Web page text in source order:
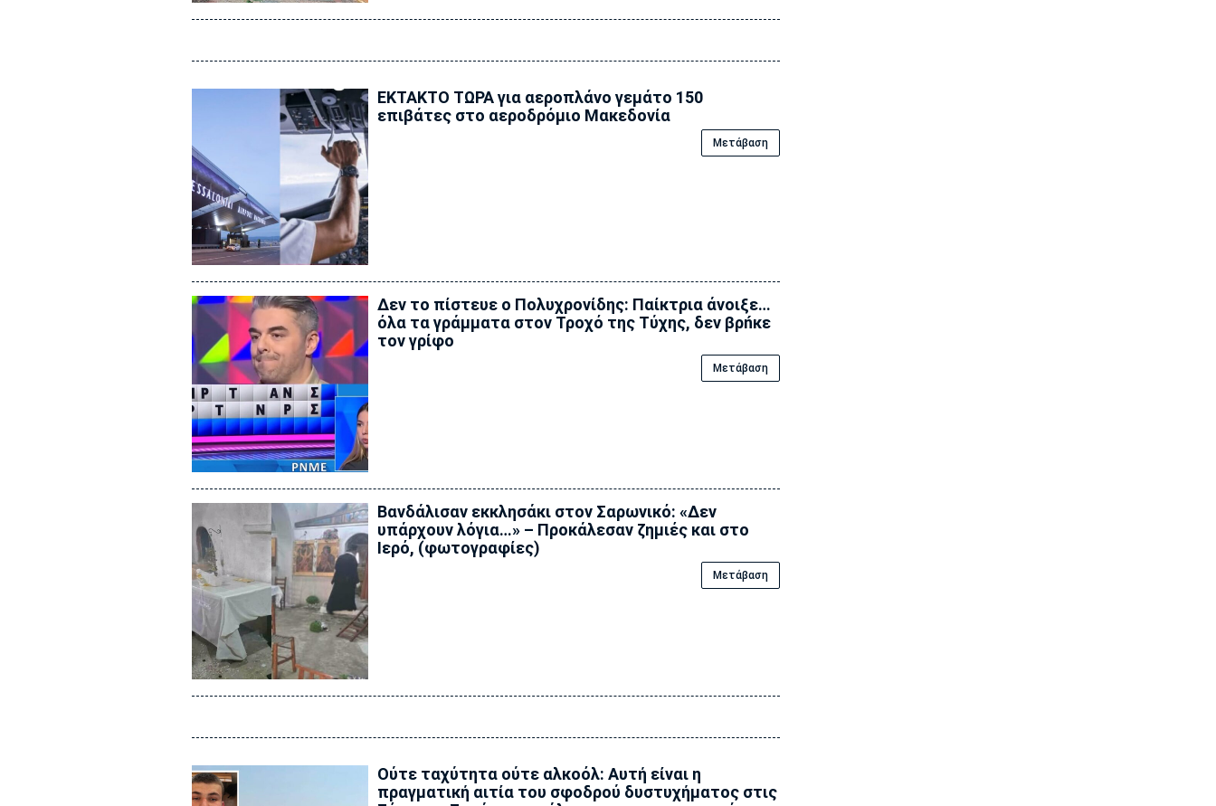
ΕΚΤΑΚΤΟ ΤΩΡΑ για αεροπλάνο γεμάτο 150
επιβάτες στο αεροδρόμιο Μακεδονία
Μετάβαση
Δεν το πίστευε ο Πολυχρονίδης: Παίκτρια άνοιξε…
όλα τα γράμματα στον Τροχό της Tύχης, δεν βρńκε
τον γρίφο
Μετάβαση
Βανδάλισαν εκκλησάκι στον Σαρωνικό: «Δεν
υπάρχουν λόγια…» – Προκάλεσαν ζημιές και στο
Ιερό, (φωτογραφίες)
Μετάβαση
Ούτε ταχύτητα ούτε αλκοόλ: Αυτή είναι η
πραγματική αιτία του σφοδρού δυστυχήματος στις